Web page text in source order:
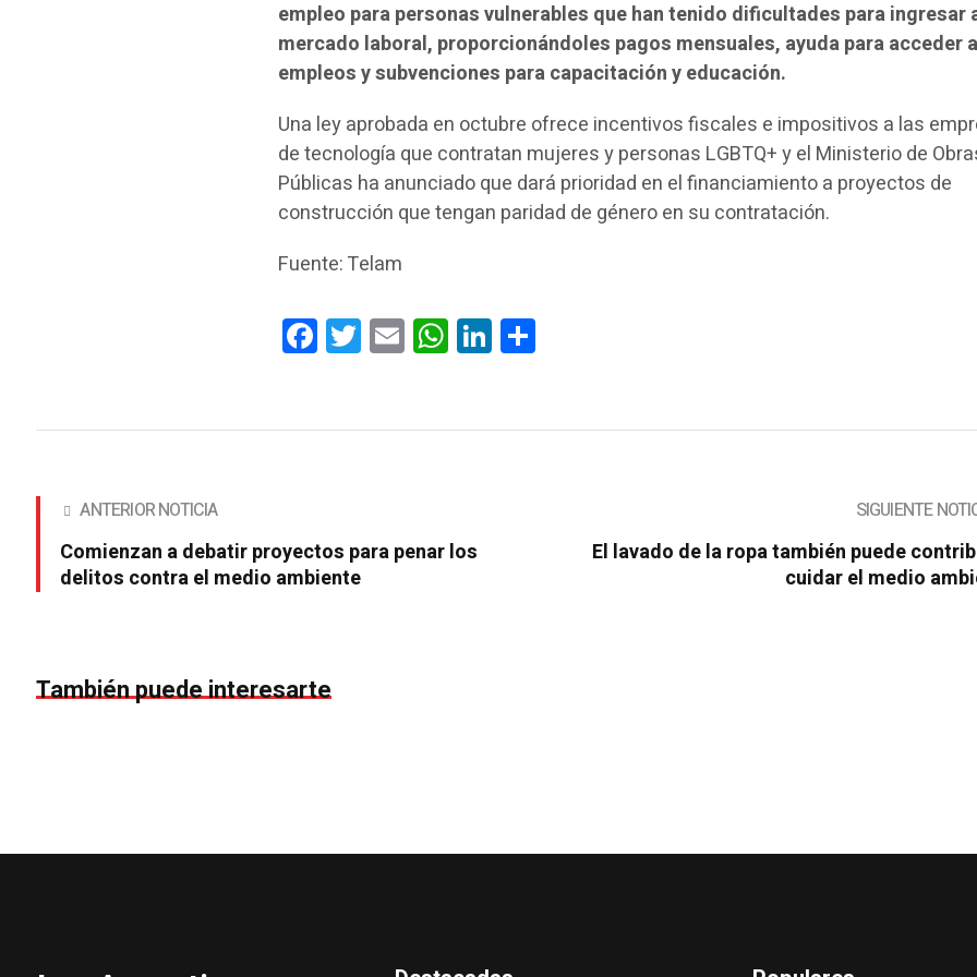
empleo para personas vulnerables que han tenido dificultades para ingresar
mercado laboral, proporcionándoles pagos mensuales, ayuda para acceder a
empleos y subvenciones para capacitación y educación.
Una ley aprobada en octubre ofrece incentivos fiscales e impositivos a las
de tecnología que contratan mujeres y personas LGBTQ+ y el Ministerio de
Públicas ha anunciado que dará prioridad en el financiamiento a proyectos de
construcción que tengan paridad de género en su contratación.
Fuente: Telam
FacebookTwitterEmail WhatsAppLinkedIn
ANTERIOR NOTICIA
Comienzan a debatir proyectos para penar los
delitos contra el medio ambiente
SIGUIENTE
El lavado de la ropa también puede
cuidar el medio
También puede interesarte